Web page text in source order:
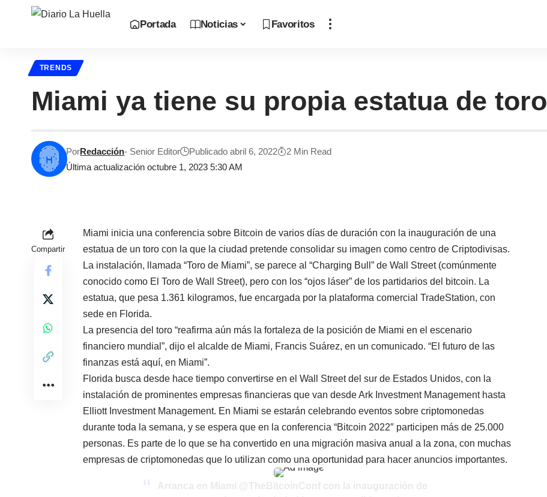
Portada Noticias Favoritos
TRENDS
Miami ya tiene su propia estatua de toro
Última actualización octubre 1, 2023 5:30 AM
PorRedacción- Senior Editor Publicado abril 6, 2022 2 Min Read
Compartir
Miami inicia una conferencia sobre Bitcoin de varios días de duración con la inauguración de una
estatua de un toro con la que la ciudad pretende consolidar su imagen como centro de Criptodivisas.
La instalación, llamada “Toro de Miami”, se parece al “Charging Bull” de Wall Street (comúnmente
conocido como El Toro de Wall Street), pero con los “ojos láser” de los partidarios del bitcoin. La
estatua, que pesa 1.361 kilogramos, fue encargada por la plataforma comercial TradeStation, con
sede en Florida.
La presencia del toro “reafirma aún más la fortaleza de la posición de Miami en el escenario
financiero mundial”, dijo el alcalde de Miami, Francis Suárez, en un comunicado. “El futuro de las
finanzas está aquí, en Miami”.
Florida busca desde hace tiempo convertirse en el Wall Street del sur de Estados Unidos, con la
instalación de prominentes empresas financieras que van desde Ark Investment Management hasta
Elliott Investment Management. En Miami se estarán celebrando eventos sobre criptomonedas
durante toda la semana, y se espera que en la conferencia “Bitcoin 2022″ participen más de 25.000
personas. Es parte de lo que se ha convertido en una migración masiva anual a la zona, con muchas
empresas de criptomonedas que lo utilizan como una oportunidad para hacer anuncios importantes.